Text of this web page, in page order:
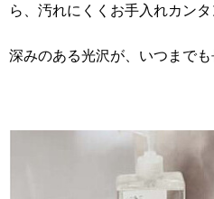
ら、汚れにくくお手入れカンタ
深みのある光沢が、いつまでも